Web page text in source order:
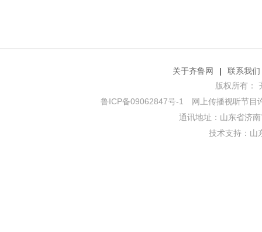
关于齐鲁网 |
联系我们
版权所有：
鲁ICP备09062847号-1
网上传播视听节目
通讯地址：山东省济
技术支持： 山